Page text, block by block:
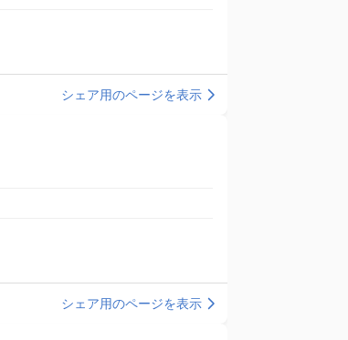
シェア用のページを表示
シェア用のページを表示